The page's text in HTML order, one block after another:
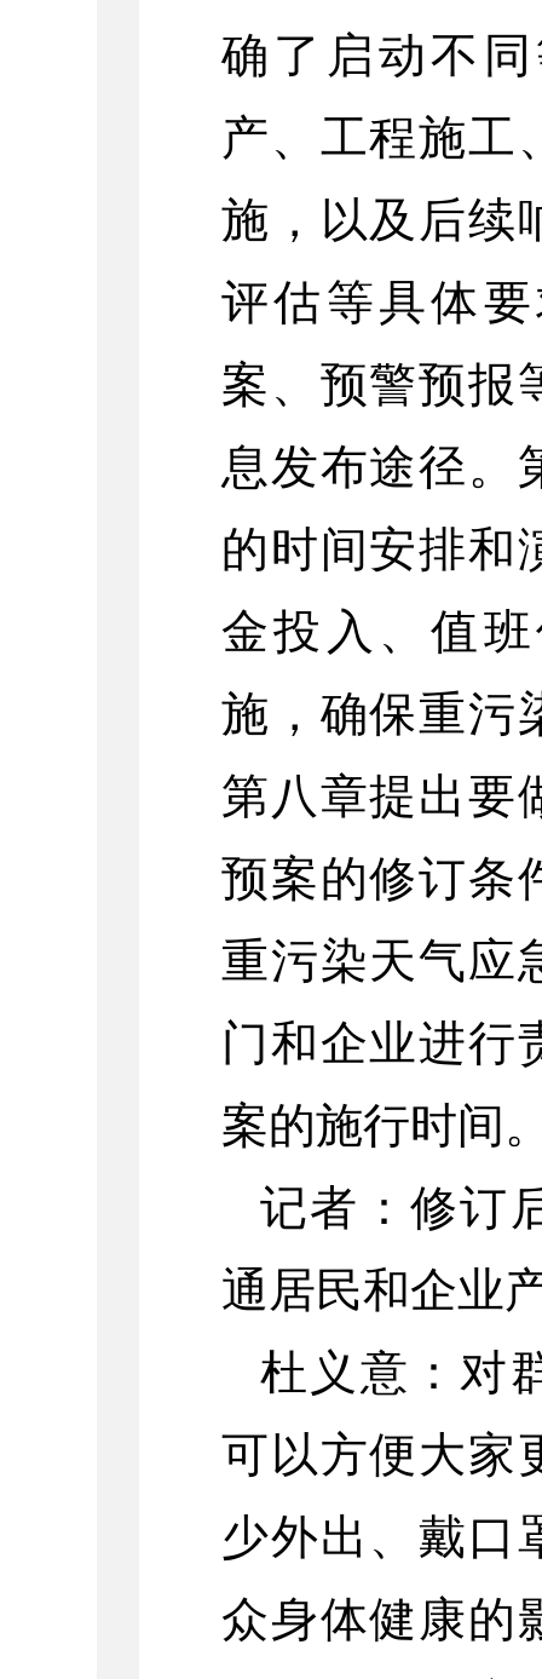
确了启动不
产、工程施工
施，以及后续
评估等具体
案、预警预报
息发布途径。
的时间安排和
金投入、值
施，确保重污
第八章提出要
预案的修订条
重污染天气应
门和企业进行
案的施行时间
记者：修订
通居民和企业
杜义意：对
可以方便大家
少外出、戴口
众身体健康的